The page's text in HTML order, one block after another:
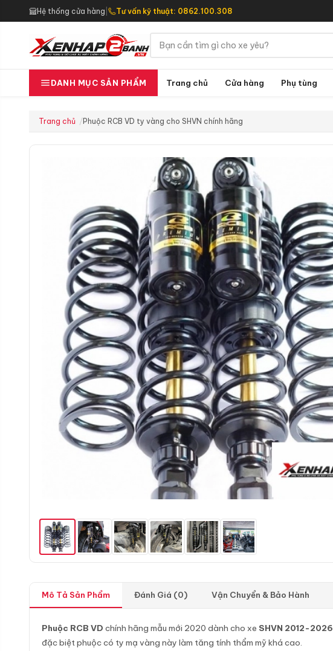
Hệ thống cửa hàng Tư vấn kỹ thuật: 0862.100.308
DANH MỤC SẢN PHẨM Trang chủ Cửa hàng Phụ tùng
Trang chủ Phuộc RCB VD ty vàng cho SHVN chính hãng
Mô Tả Sản Phẩm Đánh Giá (0) Vận Chuyển & Bảo Hành
Phuộc RCB VD chính hãng mẫu mới 2020 dành cho xe SHVN 2012-2026
đặc biệt phuộc có ty mạ vàng này làm tăng tính thẩm mỹ khá cao.